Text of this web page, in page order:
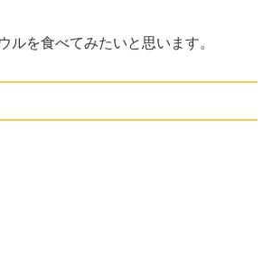
ルを食べてみたいと思います。